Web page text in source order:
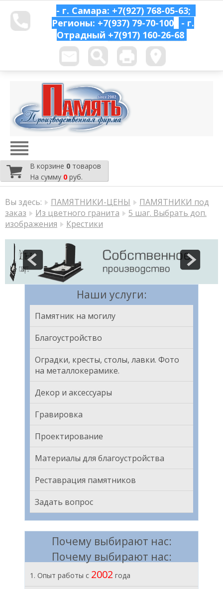
- г. Самара: +7(927) 768-05-63;
Регионы: +7(937) 79-70-100
- г.
Отрадный +7(917) 160-26-68
В корзине 0 товаров
На сумму 0 руб.
Вы здесь: ПАМЯТНИКИ-ЦЕНЫ
ПАМЯТНИКИ под
заказ
Из цветного гранита
5 шаг. Выбрать доп.
изображения
Крестики
Наши услуги:
Памятник на могилу
Благоустройство
Оградки, кресты, столы, лавки. Фото
на металлокерамике.
Декор и аксессуары
Гравировка
Проектирование
Материалы для благоустройства
Реставрация памятников
Задать вопрос
Почему выбирают нас:
Почему выбирают нас:
1. Опыт работы с 2002 года